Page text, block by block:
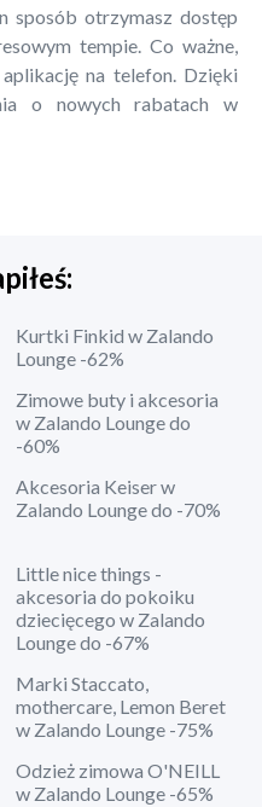
sposób otrzymasz dostęp
tempie. Co ważne,
na telefon. Dzięki
o nowych rabatach w
Kurtki Finkid w Zalando
Lounge -62%
Zimowe buty i akcesoria
w Zalando Lounge do
-60%
Akcesoria Keiser w
Zalando Lounge do -70%
Little nice things -
akcesoria do pokoiku
dziecięcego w Zalando
Lounge do -67%
Marki Staccato,
mothercare, Lemon Beret
w Zalando Lounge -75%
Odzież zimowa O'NEILL
w Zalando Lounge -65%